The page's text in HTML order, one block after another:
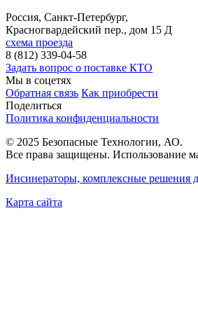
Россия, Санкт-Петербург,
Красногвардейский пер., дом 15 Д
схема проезда
8 (812) 339-04-58
Задать вопрос о поставке КТО
Мы в соцетях
Обратная связь Как приобрести
Поделиться
Политика конфиденциальности
© 2025 Безопасные Технологии, АО.
Все права защищены. Использование
Инсинераторы, комплексные решения
Карта сайта